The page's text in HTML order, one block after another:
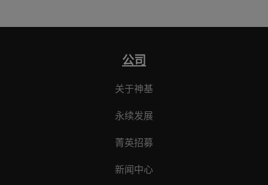
公司
关于神基
永续发展
菁英招募
新闻中心